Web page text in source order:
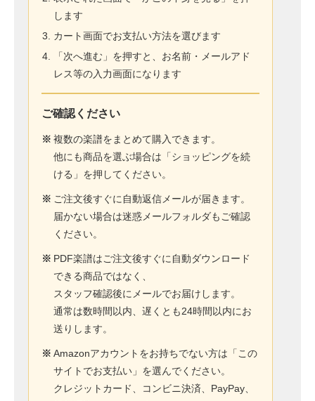
します
カート画面でお支払い方法を選びます
「次へ進む」を押すと、お名前・メールアド
レス等の入力画面になります
ご確認ください
※ 複数の楽譜をまとめて購入できます。
他にも商品を選ぶ場合は「ショッピングを続
ける」を押してください。
※ ご注文後すぐに自動返信メールが届きます。
届かない場合は迷惑メールフォルダもご確認
ください。
※ PDF楽譜はご注文後すぐに自動ダウンロード
できる商品ではなく、
スタッフ確認後にメールでお届けします。
通常は数時間以内、遅くとも24時間以内にお
送りします。
※ Amazonアカウントをお持ちでない方は「この
サイトでお支払い」を選んでください。
クレジットカード、コンビニ決済、PayPay、